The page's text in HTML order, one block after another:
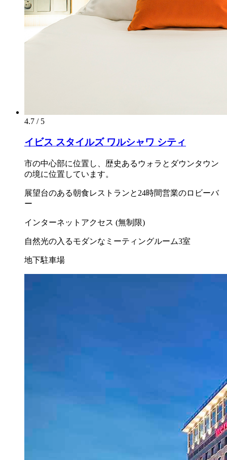
4.7 / 5
イビス スタイルズ ワルシャワ シティ
市の中心部に位置し、歴史あるウォラとダウンタウン
の境に位置しています。
展望台のある朝食レストランと24時間営業のロビーバ
ー
インターネットアクセス (無制限)
自然光の入るモダンなミーティングルーム3室
地下駐車場